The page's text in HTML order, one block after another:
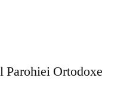
Parohiei Ortodoxe